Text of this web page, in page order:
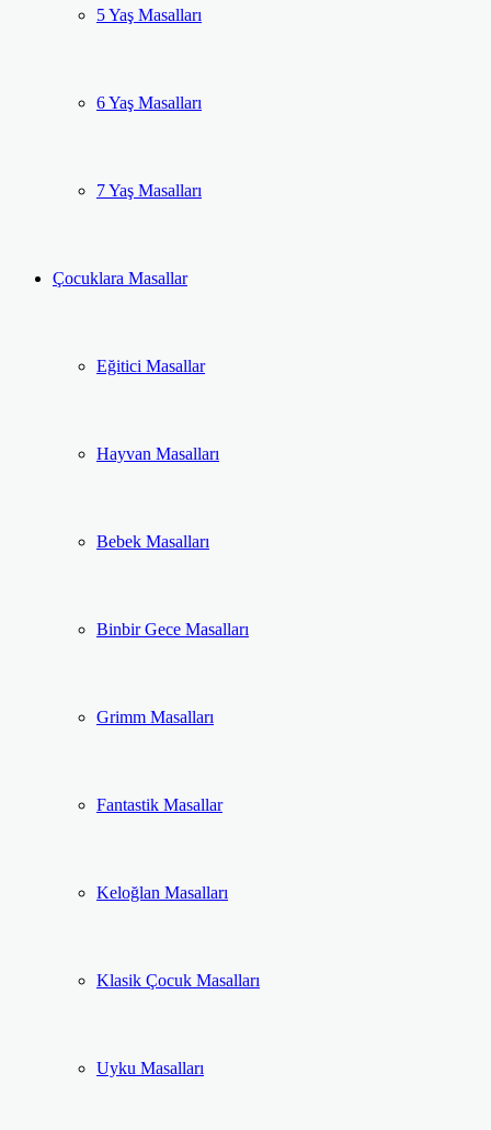
5 Yaş Masalları
6 Yaş Masalları
7 Yaş Masalları
Çocuklara Masallar
Eğitici Masallar
Hayvan Masalları
Bebek Masalları
Binbir Gece Masalları
Grimm Masalları
Fantastik Masallar
Keloğlan Masalları
Klasik Çocuk Masalları
Uyku Masalları